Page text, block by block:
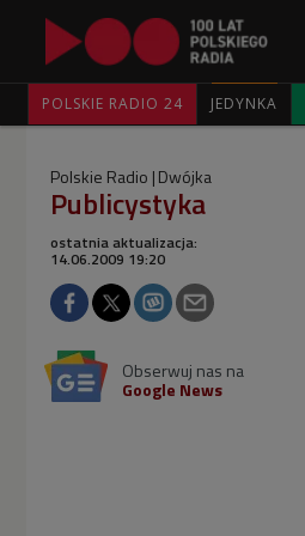
POLSKIE RADIO 24 JEDYNKA
Polskie Radio Dwójka
Publicystyka
ostatnia aktualizacja:
14.06.2009 19:20
Obserwuj nas na
Google News